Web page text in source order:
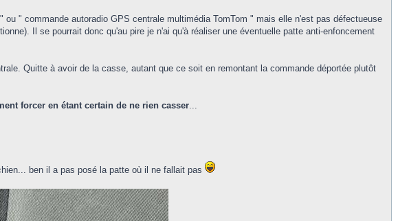
" commande autoradio GPS centrale multimédia TomTom " mais elle n'est pas défectueuse
Il se pourrait donc qu'au pire je n'ai qu'à réaliser une éventuelle patte anti-enfoncement
Quitte à avoir de la casse, autant que ce soit en remontant la commande déportée plutôt
forcer en étant certain de ne rien casser...
ben il a pas posé la patte où il ne fallait pas